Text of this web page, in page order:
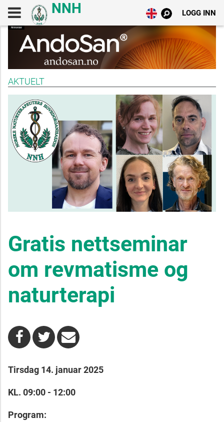
LOGG INN
AKTUELT
Gratis nettseminar
om revmatisme og
naturterapi
Tirsdag 14. januar 2025
KL. 09:00 - 12:00
Program: